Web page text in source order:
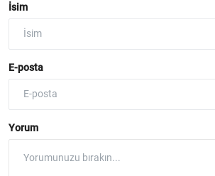
İsim
E-posta
Yorum